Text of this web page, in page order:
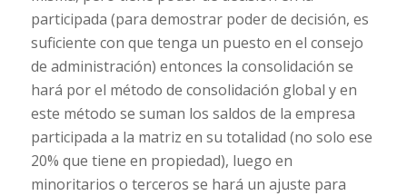
participada (para demostrar poder de decisión, es
suficiente con que tenga un puesto en el consejo
de administración) entonces la consolidación se
hará por el método de consolidación global y en
este método se suman los saldos de la empresa
participada a la matriz en su totalidad (no solo ese
20% que tiene en propiedad), luego en
minoritarios o terceros se hará un ajuste para